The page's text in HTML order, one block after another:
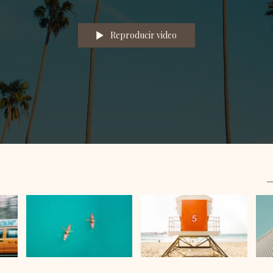
Reproducir video
Reproducir video
Reproducir video